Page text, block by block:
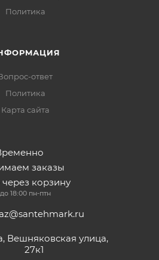
Политика
ответ
Политика
Карта сайта
заказы
через корзину
18:00 пн-птн
Вешняковская улица,
27к1